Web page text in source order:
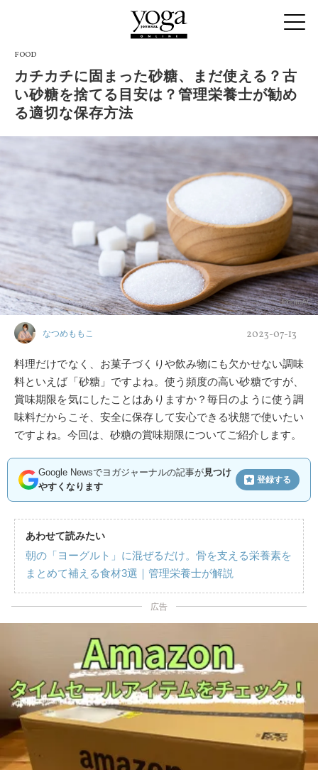
FOOD
カチカチに固まった砂糖、まだ使える？古
い砂糖を捨てる目安は？管理栄養士が勧め
る適切な保存方法
PhotoAC
なつめももこ 2023-07-13
料理だけでなく、お菓子づくりや飲み物にも欠かせない調味
料といえば「砂糖」ですよね。使う頻度の高い砂糖ですが、
賞味期限を気にしたことはありますか？毎日のように使う調
味料だからこそ、安全に保存して安心できる状態で使いたい
ですよね。今回は、砂糖の賞味期限についてご紹介します。
Google Newsでヨガジャーナルの記事が見つけ
やすくなります
登録する
あわせて読みたい
朝の「ヨーグルト」に混ぜるだけ。骨を支える栄養素を
まとめて補える食材3選｜管理栄養士が解説
広告